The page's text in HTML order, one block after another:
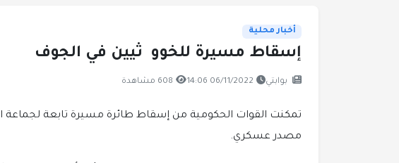
أخبار محلية
إسقاط مسيرة للخوو ثيين في الجوف
بوابتي 06/11/2022 14:06 608 مشاهدة
تمكنت القوات الحكومية من إسقاط طائرة مسيرة تابعة لجماعة
مصدر عسكري.